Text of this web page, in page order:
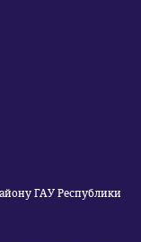
ГАУ Республики